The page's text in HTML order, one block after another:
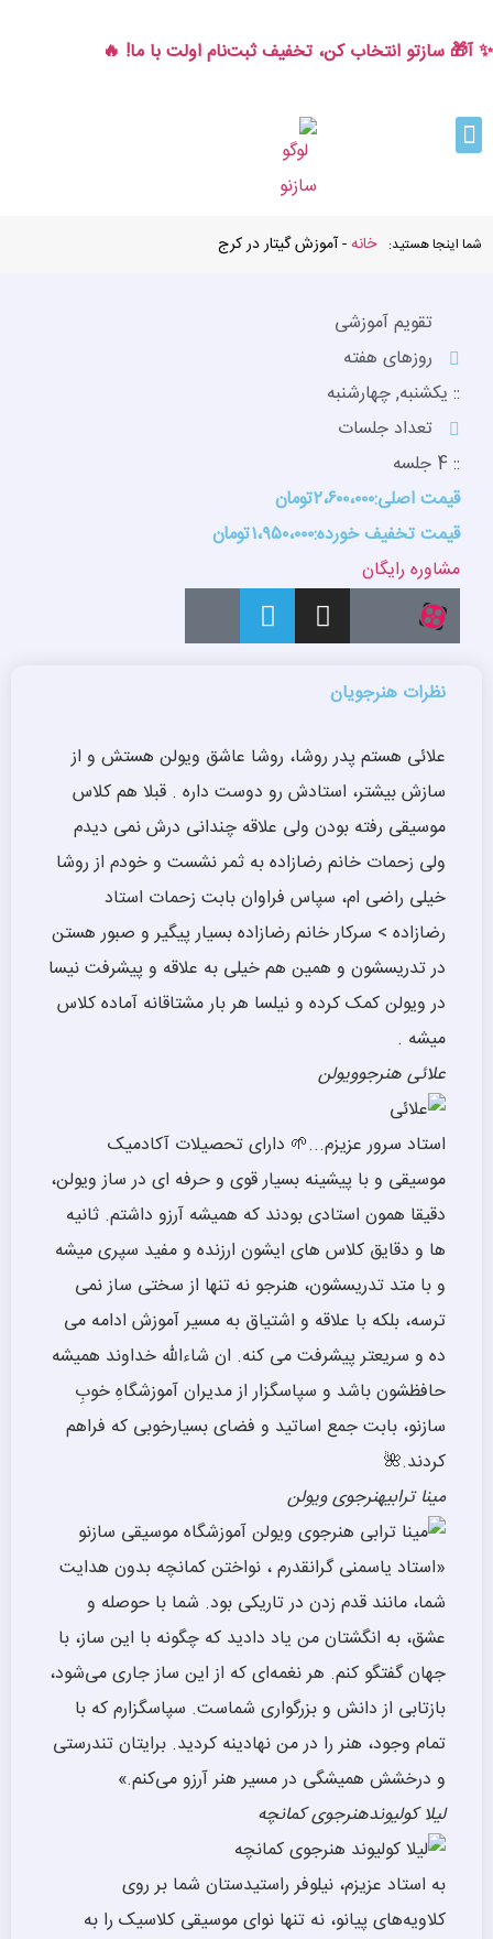
✨ آ🎁 سازتو انتخاب کن، تخفیف ثبت‌نام اولت با ما! 🔥
شما اینجا هستید: خانه-آموزش گیتار در کرج
نظرات هنرجویان
علائی هستم پدر روشا، روشا عاشق ویولن هستش و از
سازش بیشتر، استادش رو دوست داره . قبلا هم کلاس
موسیقی رفته بودن ولی علاقه چندانی درش نمی دیدم
ولی زحمات خانم رضازاده به ثمر نشست و خودم از روشا
خیلی راضی ام، سپاس فراوان بابت زحمات استاد
رضازاده > سرکار خانم رضازاده بسیار پیگیر و صبور هستن
در تدریسشون و همین هم خیلی به علاقه و پیشرفت نیسا
در ویولن کمک کرده و نیلسا هر بار مشتاقانه آماده کلاس
میشه .
علائیهنرجوویولن
استاد سرور عزیزم...🌱 دارای تحصیلات آکادمیک
موسیقی و با پیشینه بسیار قوی و حرفه ای در ساز ویولن،
دقیقا همون استادی بودند که همیشه آرزو داشتم. ثانیه
ها و دقایق کلاس های ایشون ارزنده و مفید سپری میشه
و با متد تدریسشون، هنرجو نه تنها از سختی ساز نمی
ترسه، بلکه با علاقه و اشتیاق به مسیر آموزش ادامه می
ده و سریعتر پیشرفت می کنه. ان شاءالله خداوند همیشه
حافظشون باشد و سپاسگزار از مدیران آموزشگاهِ خوبِ
سازنو، بابت جمع اساتید و فضای بسیارخوبی که فراهم
کردند.🌺
مینا ترابیهنرجوی ویولن
«استاد یاسمنی گرانقدرم ، نواختن کمانچه بدون هدایت
شما، مانند قدم زدن در تاریکی بود. شما با حوصله و
عشق، به انگشتان من یاد دادید که چگونه با این ساز، با
جهان گفتگو کنم. هر نغمه‌ای که از این ساز جاری می‌شود،
بازتابی از دانش و بزرگواری شماست. سپاسگزارم که با
تمام وجود، هنر را در من نهادینه کردید. برایتان تندرستی
و درخشش همیشگی در مسیر هنر آرزو می‌کنم.»
لیلا کولیوندهنرجوی کمانچه
به استاد عزیزم، نیلوفر راستیدستان شما بر روی
کلاویه‌های پیانو، نه تنها نوای موسیقی کلاسیک را به
تقویم آموزشی
روزهای هفته
:: یکشنبه, چهارشنبه
تعداد جلسات
:: 4 جلسه
قیمت اصلی:۲،۶۰۰،۰۰۰تومان
قیمت تخفیف خورده:۱،۹۵۰،۰۰۰تومان
مشاوره رایگان